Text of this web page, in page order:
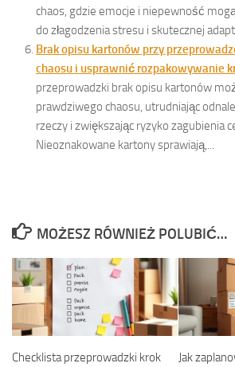
chaos, gdzie emocje i niepewność
do złagodzenia stresu i skutecznej
Brak opisu kartonów przy
chaosu i usprawnić rozpakowywanie
przeprowadzki brak opisu kartonów
prawdziwego chaosu, utrudniając
rzeczy i zwiększając ryzyko zagubienia
Nieoznakowane kartony sprawiają,...
MOŻESZ RÓWNIEŻ POLUBIĆ…
Checklista przeprowadzki krok
Jak